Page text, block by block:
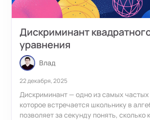
Дискриминант
уравнения
Влад
22 декабря, 2025
Дискриминант — одно из самых частых
которое встречается школьнику в
позволяет за секунду понять, сколько